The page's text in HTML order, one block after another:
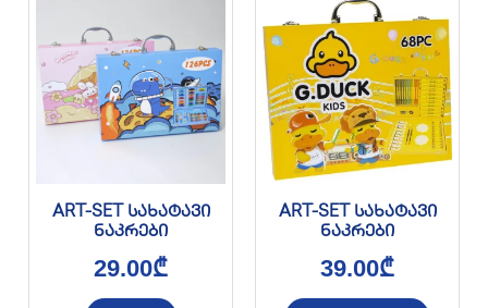
ART-SET სახატავი
ნაკრები
29.00₾
ART-SET სახატავი
ნაკრები
39.00₾